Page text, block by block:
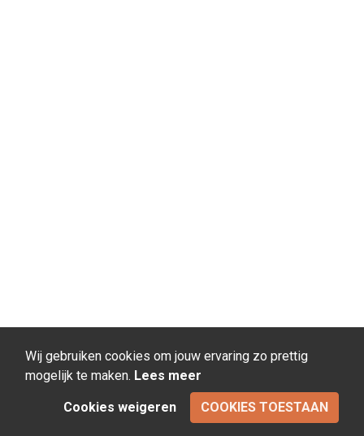
Wij gebruiken cookies om jouw ervaring zo prettig
mogelijk te maken. Lees meer
Cookies weigeren COOKIES TOESTAAN